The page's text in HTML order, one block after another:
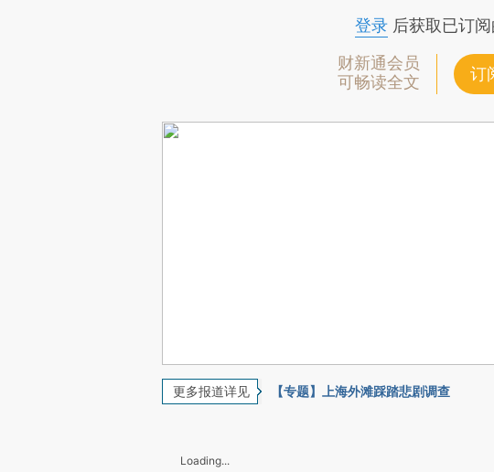
登录后获取已订阅
财新通会员
可畅读全文
订
更多报道详见 【专题】上海外滩踩踏悲剧调查
Loading...